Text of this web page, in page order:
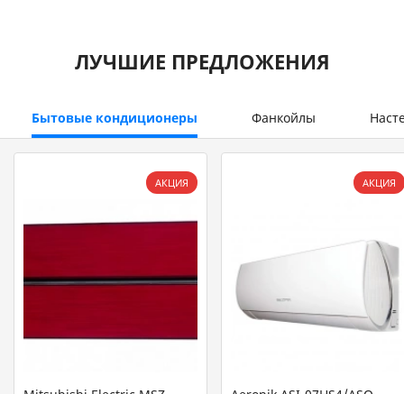
ЛУЧШИЕ ПРЕДЛОЖЕНИЯ
Бытовые кондиционеры Фанкойлы
АКЦИЯ АКЦИЯ